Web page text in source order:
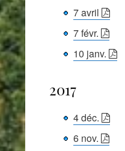
7 avril
7 févr.
10 janv.
2017
4 déc.
6 nov.